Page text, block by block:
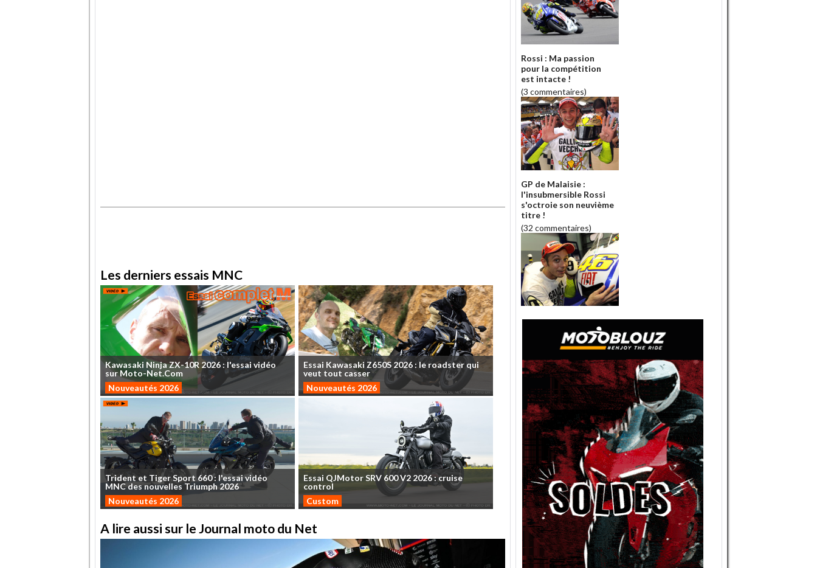
Les derniers essais MNC
Kawasaki NinjaZX-10R 2026 : l'essai vidéo
sur Moto-Net.Com
Nouveautés 2026
Essai Kawasaki Z650S2026: le roadster qui
veut tout casser
Nouveautés 2026
Trident et TigerSport 660: l'essaividéo
MNCdesnouvelles Triumph2026
Nouveautés 2026
Essai QJMotorSRV 600V2 2026: cruise
control
Custom
A lire aussi sur le Journal moto du Net
Rossi : Ma passion
pour la compétition
est intacte !
(3 commentaires)
GP de Malaisie :
l'insubmersible Rossi
s'octroie son neuvième
titre !
(32 commentaires)